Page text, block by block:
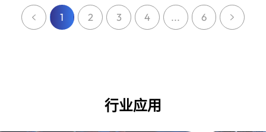
1 2 3 4 ... 6
行业应用